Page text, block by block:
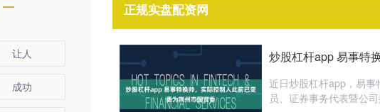
正规实盘配资网
炒股杠杆app 易事特
近日炒股杠杆app，易事
员、证券事务代表暨公
让人
成功